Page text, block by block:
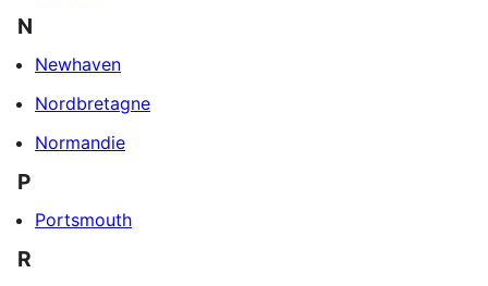
N
Newhaven
Nordbretagne
Normandie
P
Portsmouth
R